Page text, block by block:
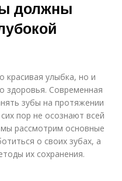
должны
улыбка, но и
здоровья. Современная
зубы на протяжении
пор не осознают всей
рассмотрим основные
о своих зубах, а
их сохранения.